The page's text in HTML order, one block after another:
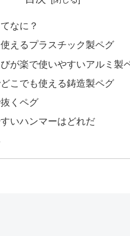
なに？
えるプラスチック製ペグ
が楽で使いやすいアルミ製
こでも使える鋳造製ペグ
くペグ
いハンマーはどれだ